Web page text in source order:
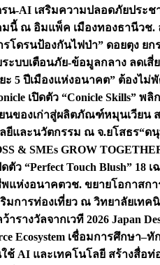
น-AI เสริมความปลอดภัยประช
นี้ ณ อิมแพ็ค เมืองทองธานีวช.
โดรนป้องกันไฟป่า” ดอยตุง ย
ะบบเตือนภัย-ข้อมูลกลาง ลดเสี่
5 ปีเมืองแห่งอนาคต” ต้องไม่
เปิดตัว “Conicle Skills”
นของเก่าสู่ผลิตภัณฑ์หมุนเวียน
ยีและนวัตกรรม ณ จ.ยโสธร“ด
& SMEs GROW
ตัว “Perfect Touch Blush”
พแห่งอนาคตวช. ขยายโอกาสกา
มการท่องเที่ยว ณ วิทยาลัยเท
รางวัลจากเวที 2026 Japan
Ecosystem เชื่อมการศึกษา–ทั
AI และเทคโนโลยี สร้างสื่อท่